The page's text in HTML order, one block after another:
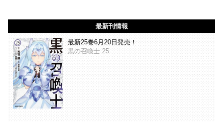
最新刊情報
最新25巻6月20日発売！
黒の召喚士 25